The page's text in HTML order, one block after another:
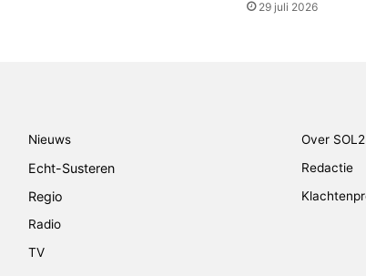
29 juli 2026
Nieuws
Echt-Susteren
Regio
Radio
TV
Over SOL2
Redactie